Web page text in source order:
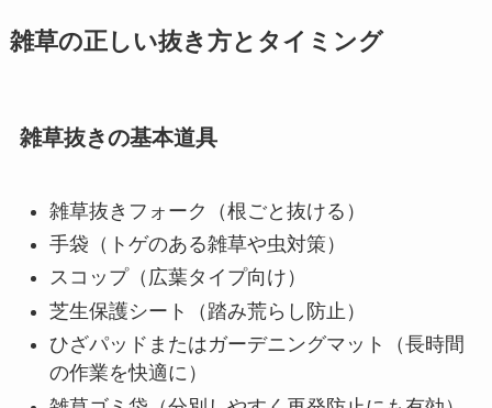
雑草の正しい抜き方とタイミング
雑草抜きの基本道具
雑草抜きフォーク（根ごと抜ける）
手袋（トゲのある雑草や虫対策）
スコップ（広葉タイプ向け）
芝生保護シート（踏み荒らし防止）
ひざパッドまたはガーデニングマット（長時間
の作業を快適に）